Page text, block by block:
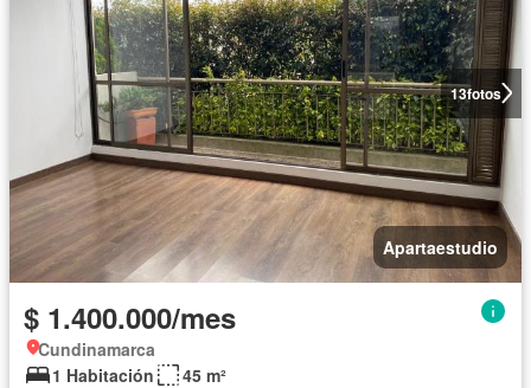
13fotos
Apartaestudio
$ 1.400.000/mes
Cundinamarca
1 Habitación
45 m²